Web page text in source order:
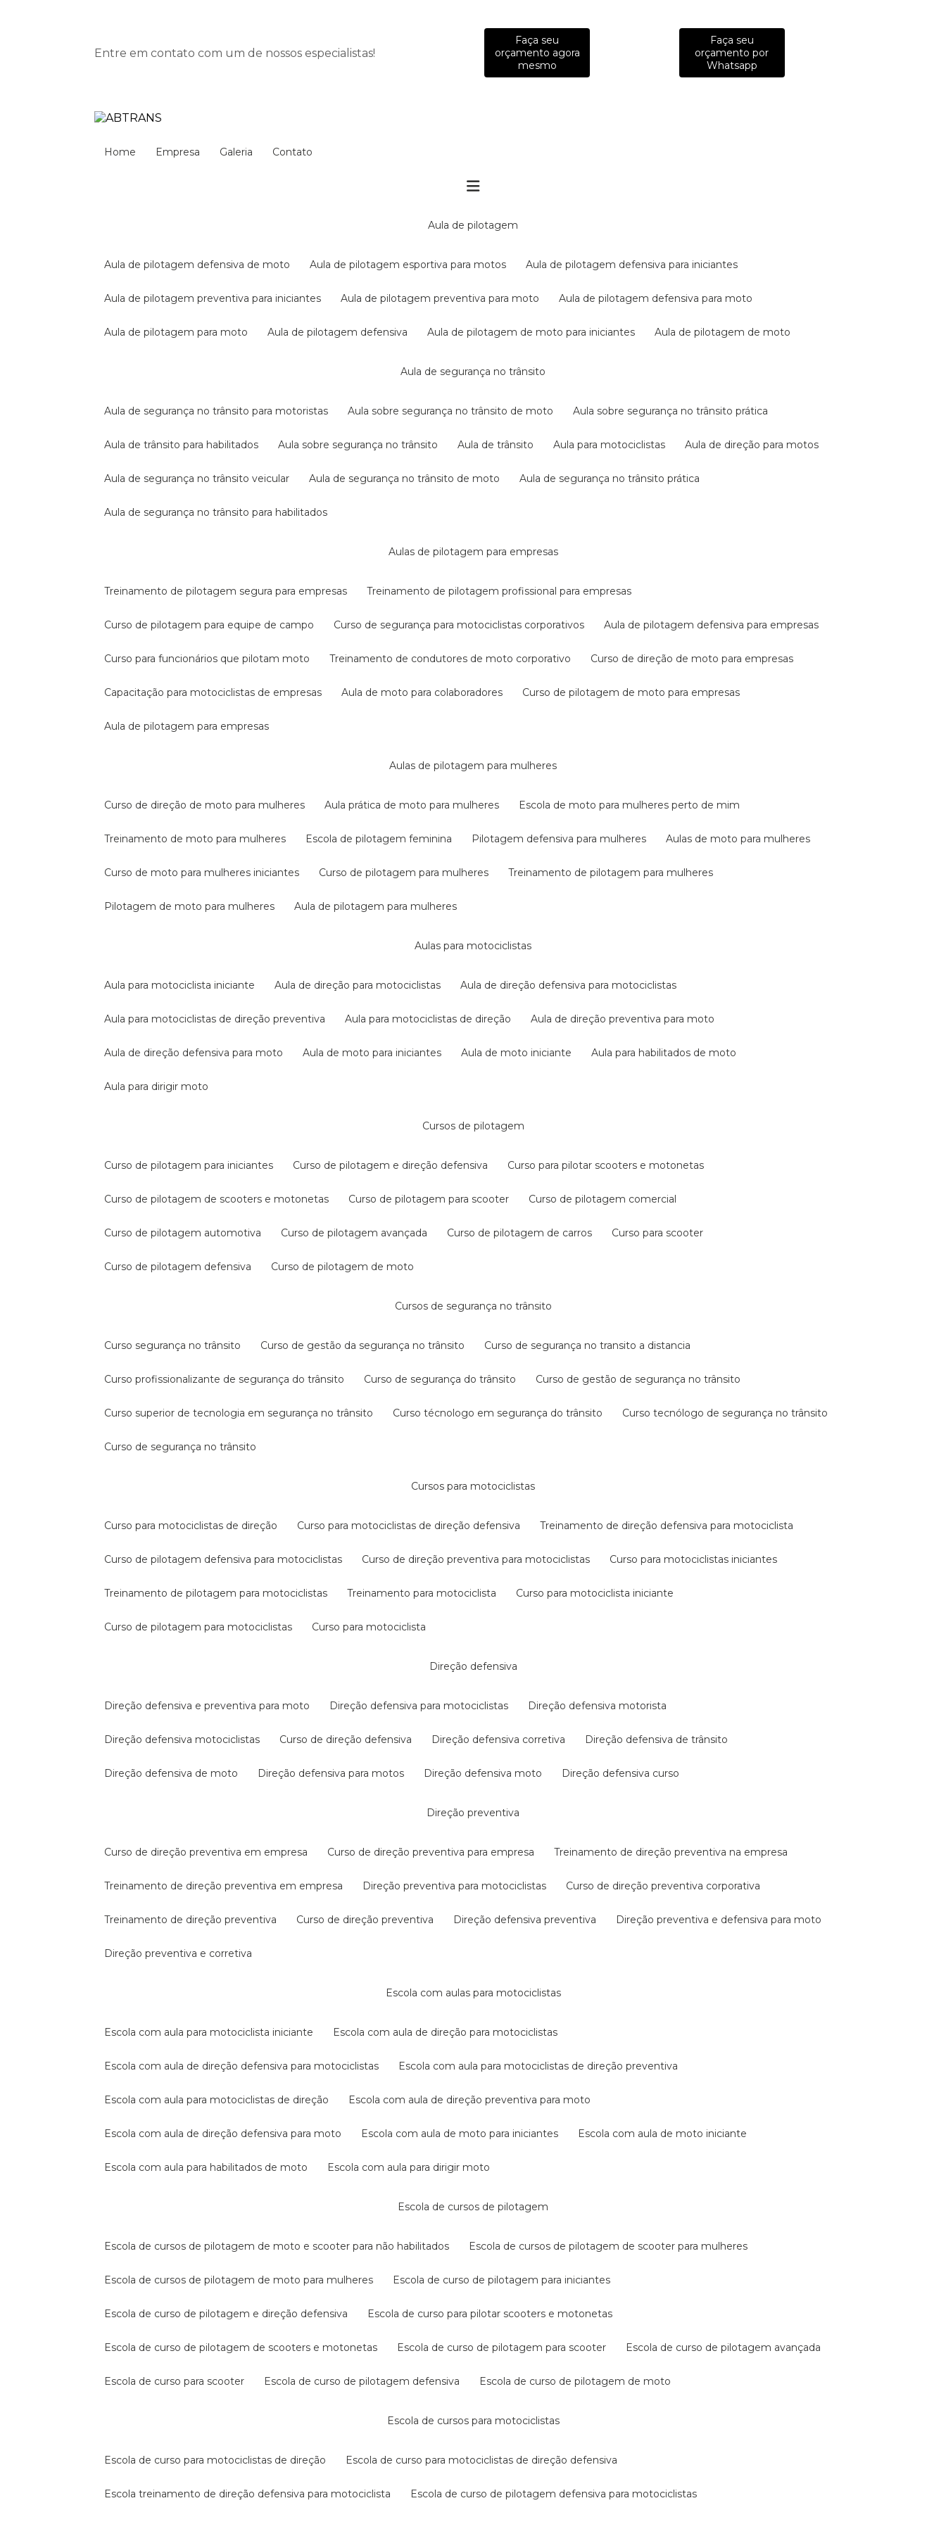
Entre em contato com um de nossos especialistas!
Faça seu
orçamento agora
mesmo
Faça seu
orçamento por
Whatsapp
Home Empresa Galeria Contato
aula de pilotagem
aula de pilotagem defensiva de moto aula de pilotagem esportiva para motos aula de pilotagem defensiva para iniciantes
aula de pilotagem preventiva para iniciantes aula de pilotagem preventiva para moto aula de pilotagem defensiva para moto
aula de pilotagem para moto aula de pilotagem defensiva aula de pilotagem de moto para iniciantes aula de pilotagem de moto
aula de segurança no trânsito
aula de segurança no trânsito para motoristas aula sobre segurança no trânsito de moto aula sobre segurança no trânsito prática
aula de trânsito para habilitados aula sobre segurança no trânsito aula de trânsito aula para motociclistas aula de direção para motos
aula de segurança no trânsito veicular aula de segurança no trânsito de moto aula de segurança no trânsito prática
aula de segurança no trânsito para habilitados
aulas de pilotagem para empresas
treinamento de pilotagem segura para empresas treinamento de pilotagem profissional para empresas
curso de pilotagem para equipe de campo curso de segurança para motociclistas corporativos aula de pilotagem defensiva para empresas
curso para funcionários que pilotam moto treinamento de condutores de moto corporativo curso de direção de moto para empresas
capacitação para motociclistas de empresas aula de moto para colaboradores curso de pilotagem de moto para empresas
aula de pilotagem para empresas
aulas de pilotagem para mulheres
curso de direção de moto para mulheres aula prática de moto para mulheres escola de moto para mulheres perto de mim
treinamento de moto para mulheres escola de pilotagem feminina pilotagem defensiva para mulheres aulas de moto para mulheres
curso de moto para mulheres iniciantes curso de pilotagem para mulheres treinamento de pilotagem para mulheres
pilotagem de moto para mulheres aula de pilotagem para mulheres
aulas para motociclistas
aula para motociclista iniciante aula de direção para motociclistas aula de direção defensiva para motociclistas
aula para motociclistas de direção preventiva aula para motociclistas de direção aula de direção preventiva para moto
aula de direção defensiva para moto aula de moto para iniciantes aula de moto iniciante aula para habilitados de moto
aula para dirigir moto
cursos de pilotagem
curso de pilotagem para iniciantes curso de pilotagem e direção defensiva curso para pilotar scooters e motonetas
curso de pilotagem de scooters e motonetas curso de pilotagem para scooter curso de pilotagem comercial
curso de pilotagem automotiva curso de pilotagem avançada curso de pilotagem de carros curso para scooter
curso de pilotagem defensiva curso de pilotagem de moto
cursos de segurança no trânsito
curso segurança no trânsito curso de gestão da segurança no trânsito curso de segurança no transito a distancia
curso profissionalizante de segurança do trânsito curso de segurança do trânsito curso de gestão de segurança no trânsito
curso superior de tecnologia em segurança no trânsito curso técnologo em segurança do trânsito curso tecnólogo de segurança no trânsito
curso de segurança no trânsito
cursos para motociclistas
curso para motociclistas de direção curso para motociclistas de direção defensiva treinamento de direção defensiva para motociclista
curso de pilotagem defensiva para motociclistas curso de direção preventiva para motociclistas curso para motociclistas iniciantes
treinamento de pilotagem para motociclistas treinamento para motociclista curso para motociclista iniciante
curso de pilotagem para motociclistas curso para motociclista
direção defensiva
direção defensiva e preventiva para moto direção defensiva para motociclistas direção defensiva motorista
direção defensiva motociclistas curso de direção defensiva direção defensiva corretiva direção defensiva de trânsito
direção defensiva de moto direção defensiva para motos direção defensiva moto direção defensiva curso
direção preventiva
curso de direção preventiva em empresa curso de direção preventiva para empresa treinamento de direção preventiva na empresa
treinamento de direção preventiva em empresa direção preventiva para motociclistas curso de direção preventiva corporativa
treinamento de direção preventiva curso de direção preventiva direção defensiva preventiva direção preventiva e defensiva para moto
direção preventiva e corretiva
escola com aulas para motociclistas
escola com aula para motociclista iniciante escola com aula de direção para motociclistas
escola com aula de direção defensiva para motociclistas escola com aula para motociclistas de direção preventiva
escola com aula para motociclistas de direção escola com aula de direção preventiva para moto
escola com aula de direção defensiva para moto escola com aula de moto para iniciantes escola com aula de moto iniciante
escola com aula para habilitados de moto escola com aula para dirigir moto
escola de cursos de pilotagem
escola de cursos de pilotagem de moto e scooter para não habilitados escola de cursos de pilotagem de scooter para mulheres
escola de cursos de pilotagem de moto para mulheres escola de curso de pilotagem para iniciantes
escola de curso de pilotagem e direção defensiva escola de curso para pilotar scooters e motonetas
escola de curso de pilotagem de scooters e motonetas escola de curso de pilotagem para scooter escola de curso de pilotagem avançada
escola de curso para scooter escola de curso de pilotagem defensiva escola de curso de pilotagem de moto
escola de cursos para motociclistas
escola de curso para motociclistas de direção escola de curso para motociclistas de direção defensiva
escola treinamento de direção defensiva para motociclista escola de curso de pilotagem defensiva para motociclistas